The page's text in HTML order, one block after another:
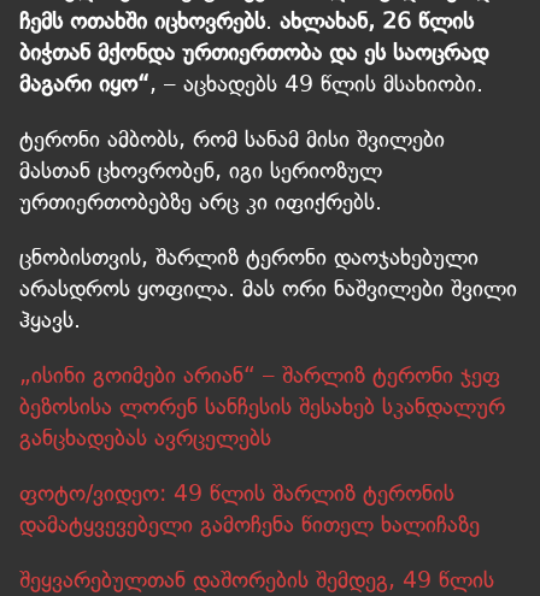
ჩემს ოთახში იცხოვრებს. ახლახან, 26 წლის
ბიჭთან მქონდა ურთიერთობა და ეს საოცრად
მაგარი იყო“, – აცხადებს 49 წლის მსახიობი.
ტერონი ამბობს, რომ სანამ მისი შვილები
მასთან ცხოვრობენ, იგი სერიოზულ
ურთიერთობებზე არც კი იფიქრებს.
ცნობისთვის, შარლიზ ტერონი დაოჯახებული
არასდროს ყოფილა. მას ორი ნაშვილები შვილი
ჰყავს.
„ისინი გოიმები არიან“ – შარლიზ ტერონი ჯეფ
ბეზოსისა ლორენ სანჩესის შესახებ სკანდალურ
განცხადებას ავრცელებს
ფოტო/ვიდეო: 49 წლის შარლიზ ტერონის
დამატყვევებელი გამოჩენა წითელ ხალიჩაზე
შეყვარებულთან დაშორების შემდეგ, 49 წლის